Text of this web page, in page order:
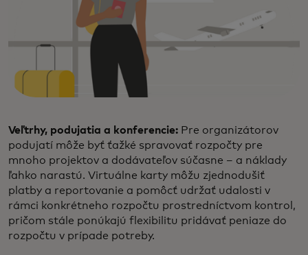
Veľtrhy, podujatia a konferencie: Pre organizátorov
podujatí môže byť ťažké spravovať rozpočty pre
mnoho projektov a dodávateľov súčasne – a náklady
ľahko narastú. Virtuálne karty môžu zjednodušiť
platby a reportovanie a pomôcť udržať udalosti v
rámci konkrétneho rozpočtu prostredníctvom kontrol,
pričom stále ponúkajú flexibilitu pridávať peniaze do
rozpočtu v prípade potreby.